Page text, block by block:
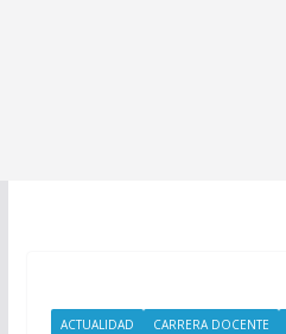
ACTUALIDAD CARRERA DOCENTE